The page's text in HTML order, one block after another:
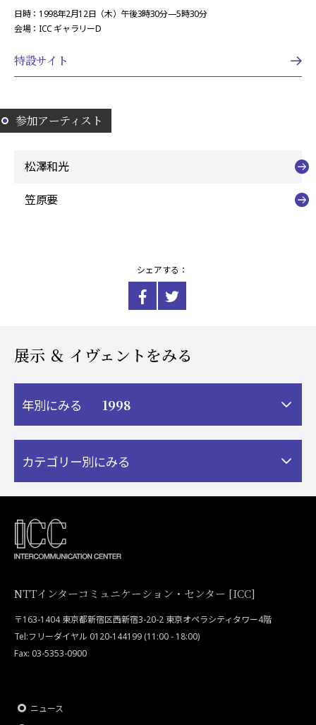
日時：1998年2月12日（木）午後3時30分—5時30分
会場：ICC ギャラリーD
特設サイト
参加アーティスト
松澤和光
笠原要
シェアする：
展示 ＆ イヴェントをみる
年別にみる 1998
カテゴリー別にみる
NTTインターコミュニケーション・センター [ICC]
〒163-1404 東京都新宿区西新宿3-20-2 東京オペラシティタワー4階
Tel:フリーダイヤル 0120-144199 (11:00 - 18:00)
Fax: 03-5353-0900
ニュース